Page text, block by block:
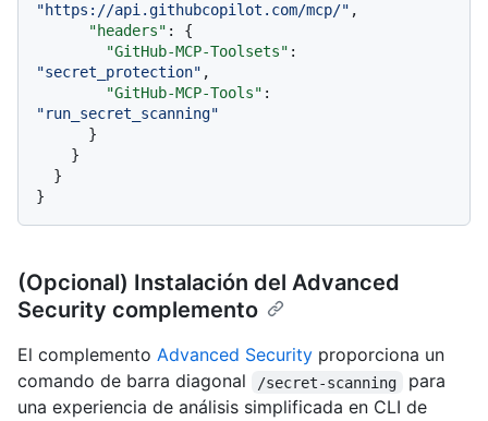
"https://api.githubcopilot.com/mcp/" ,
"headers" :
{
"GitHub-MCP-Toolsets" :
"secret_protection" ,
"GitHub-MCP-Tools" :
"run_secret_scanning"
}
}
}
}
(Opcional) Instalación del Advanced
Security complemento
El complemento Advanced Security proporciona un
comando de barra diagonal
/secret-scanning
para
una experiencia de análisis simplificada en CLI de